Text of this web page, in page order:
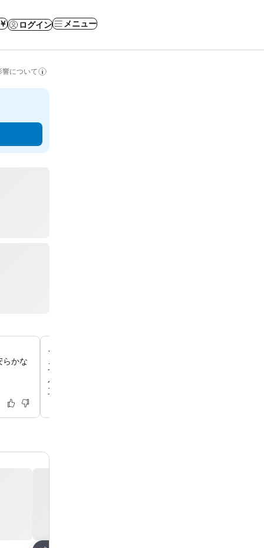
ログイン メニュー
について
らかな
ご家族向けの多人数部屋
ご家族でのご滞在にぴったりの広々としたお部屋をご用
す。キングサイズベッド複数台のお部屋や、キングサイ
ベッドが備わったお部屋など、皆さまで快適にお休みい
工夫を凝らしております。